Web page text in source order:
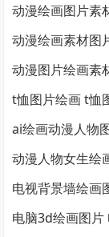
动漫绘画图片素
动漫绘画素材图
动漫图片绘画素
t恤图片绘画 t恤
ai绘画动漫人物
动漫人物女生绘
电视背景墙绘画
电脑3d绘画图